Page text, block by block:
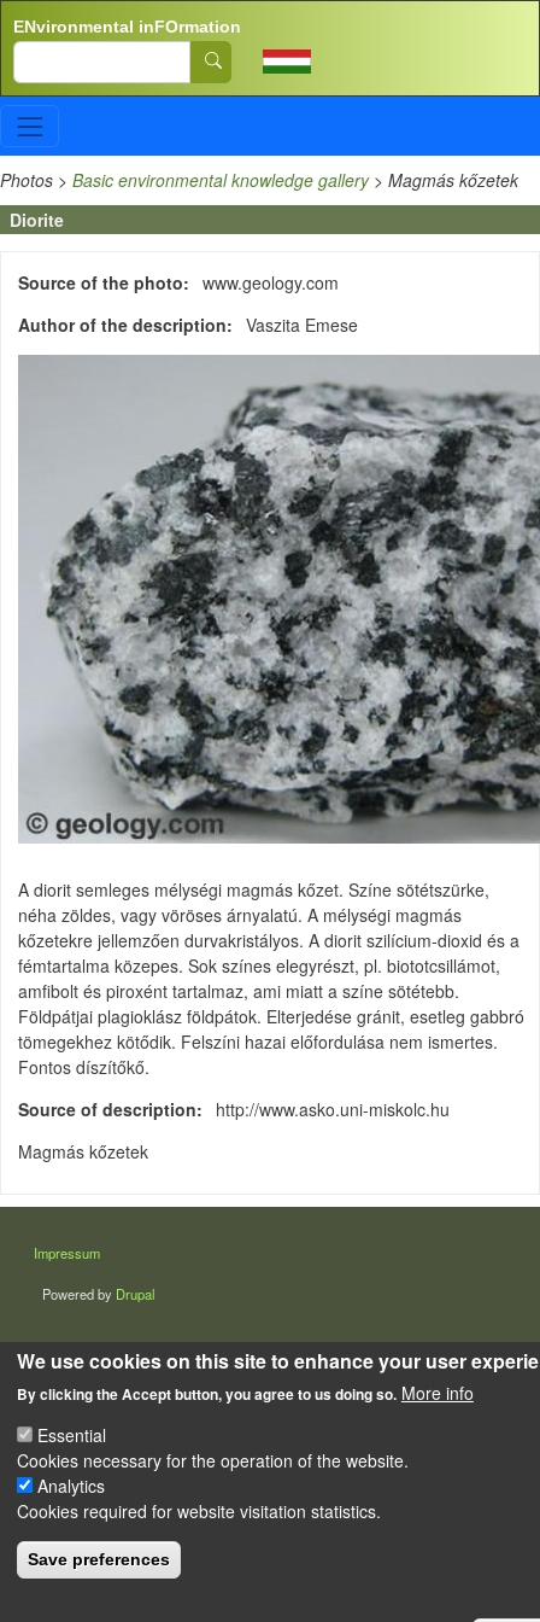
ENvironmental inFOrmation
Search
Photos > Basic environmental knowledge gallery> Magmás kőzetek
Diorite
Source of the photo
www.geology.com
Author of the description
Vaszita Emese
A diorit semleges mélységi magmás kőzet. Színe sötétszürke,
néha zöldes, vagy vöröses árnyalatú. A mélységi magmás
kőzetekre jellemzően durvakristályos. A diorit szilícium-dioxid és a
fémtartalma közepes. Sok színes elegyrészt, pl. biototcsillámot,
amfibolt és piroxént tartalmaz, ami miatt a színe sötétebb.
Földpátjai plagioklász földpátok. Elterjedése gránit, esetleg gabbró
tömegekhez kötődik. Felszíni hazai előfordulása nem ismertes.
Fontos díszítőkő.
Source of description
http://www.asko.uni-miskolc.hu
Magmás kőzetek
LÁBLÉC
Impressum
Powered by Drupal
We use cookies on this site to enhance your user
By clicking the Accept button, you agree to us doing so. More info
Essential
Cookies necessary for the operation of the website.
Analytics
Cookies required for website visitation statistics.
Save preferences